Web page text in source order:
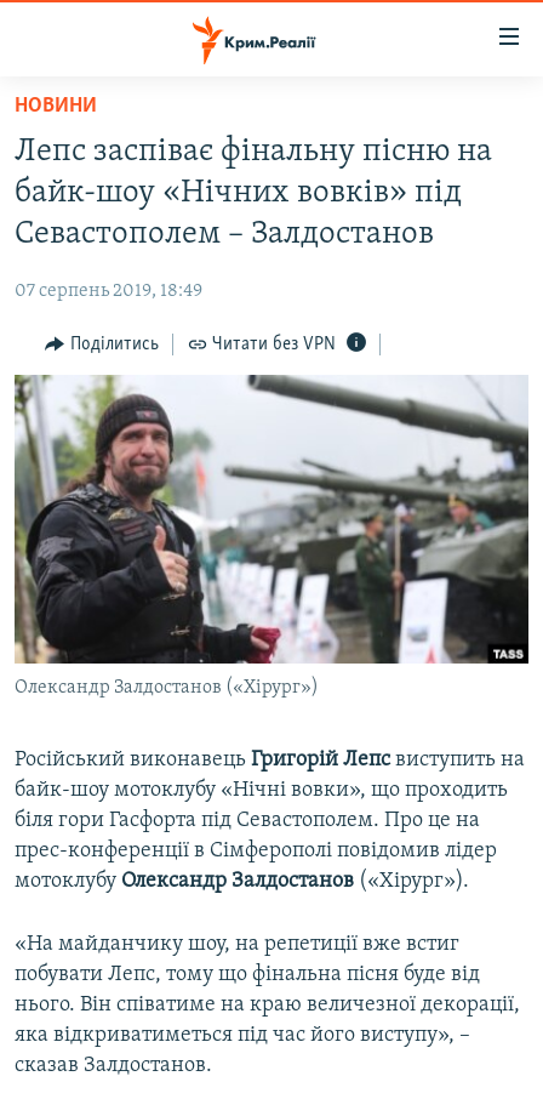
Перейти
основного
матеріалу
Перейти
до
основної
навігації
Перейти
до
пошуку
ВОДА.КРИМ
ВІДЕО ТА ФОТО
БЛОГИ
ПОГЛЯД
ІНТЕРВ'Ю
ВСЕ ЗА ДЕНЬ
СПЕЦПРОЕКТИ
ДЕПОРТАЦІЯ
ВІДЕОУРОКИ «ELIFBE»
СВІДЧЕННЯ ОКУПАЦІЇ
УКРАЇНСЬКА ПРОБЛЕМА КРИМУ
ІНФОГРАФІКА
ЯК ОБІЙТИ БЛОКУВАННЯ
Русский
Qırımtatar
ДОЛУЧАЙСЯ!
Усі сайти RFE/RL
НОВИНИ
Лепс заспіває фінальну пісню на
байк-шоу «Нічних вовків» під
Севастополем – Залдостанов
07 серпень 2019, 18:49
Поділитись Читати без VPN
Олександр Залдостанов («Хірург»)
Російський виконавець Григорій Лепсвиступить на
байк-шоу мотоклубу «Нічні вовки», що проходить
біля гори Гасфорта під Севастополем. Про це на
прес-конференції в Сімферополі повідомив лідер
мотоклубу Олександр Залдостанов («Хірург»).
«На майданчику шоу, на репетиції вже встиг
побувати Лепс, тому що фінальна пісня буде від
нього. Він співатиме на краю величезної декорації,
яка відкриватиметься під час його виступу», –
сказав Залдостанов.